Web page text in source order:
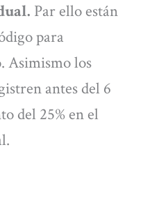
Par ello están
para
Asimismo los
antes del 6
del 25% en el